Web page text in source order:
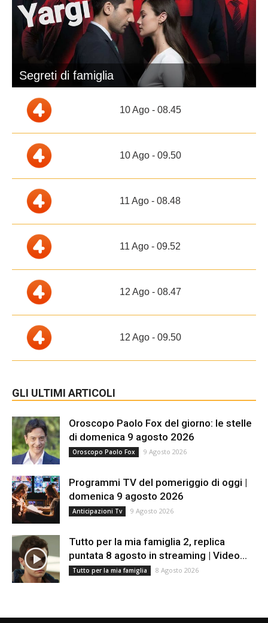
Segreti di famiglia
10 Ago - 08.45
10 Ago - 09.50
11 Ago - 08.48
11 Ago - 09.52
12 Ago - 08.47
12 Ago - 09.50
GLI ULTIMI ARTICOLI
Oroscopo Paolo Fox del giorno: le stelle
di domenica 9 agosto 2026
Oroscopo Paolo Fox 9 Agosto 2026
Programmi TV del pomeriggio di oggi |
domenica 9 agosto 2026
Anticipazioni Tv 9 Agosto 2026
Tutto per la mia famiglia 2, replica
puntata 8 agosto in streaming | Video...
Tutto per la mia famiglia 8 Agosto 2026